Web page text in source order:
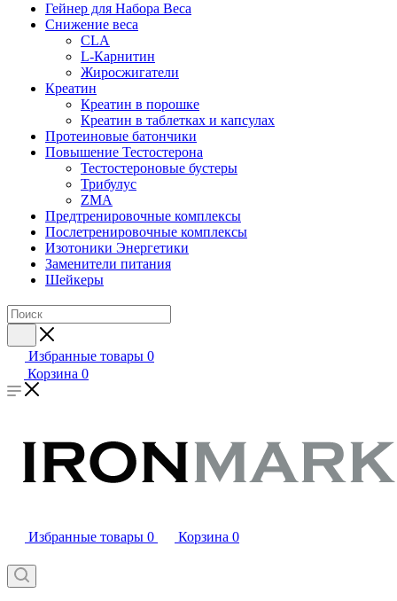
Гейнер для Набора Веса
Снижение веса
CLA
L-Карнитин
Жиросжигатели
Креатин
Креатин в порошке
Креатин в таблетках и капсулах
Протеиновые батончики
Повышение Тестостерона
Тестостероновые бустеры
Трибулус
ZMA
Предтренировочные комплексы
Послетренировочные комплексы
Изотоники Энергетики
Заменители питания
Шейкеры
Избранные товары 0
Корзина 0
Избранные товары 0 Корзина 0